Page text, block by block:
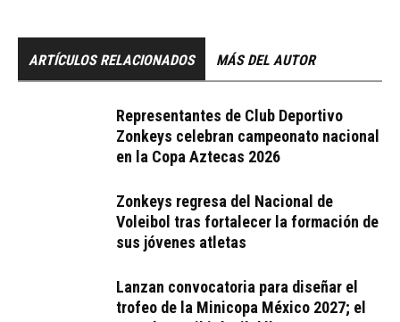
ARTÍCULOS RELACIONADOS MÁS DEL AUTOR
Representantes de Club Deportivo
Zonkeys celebran campeonato nacional
en la Copa Aztecas 2026
Zonkeys regresa del Nacional de
Voleibol tras fortalecer la formación de
sus jóvenes atletas
Lanzan convocatoria para diseñar el
trofeo de la Minicopa México 2027; el